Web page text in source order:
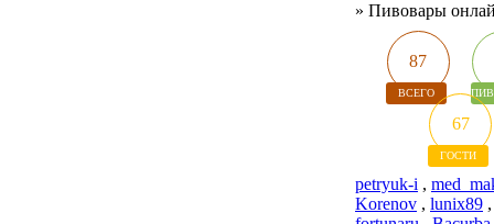
» Пивовары
87
ВСЕГО
67
ГОСТИ
petryuk-i ,
Korenov , lunix89